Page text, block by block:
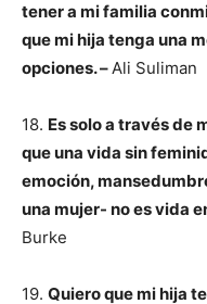
tener a mi familia
que mi hija tenga una
opciones. –Ali Suliman
18. Es solo a través de
que una vida sin
emoción,
una mujer- no es vida
Burke
19. Quiero que mi hija